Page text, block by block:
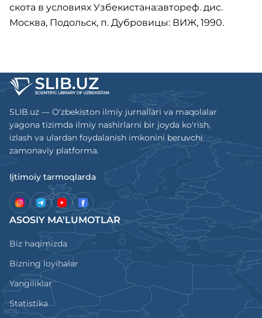
скота в условиях Узбекистана:автореф. дис.
Москва, Подольск, п. Дубровицы: ВИЖ, 1990.
SLIB.uz — O'zbekiston ilmiy jurnallari va maqolalar
yagona tizimda ilmiy nashirlarni bir joyda ko'rish,
izlash va ulardan foydalanish imkonini beruvchi
zamonaviy platforma.
Ijtimoiy tarmoqlarda
ASOSIY MA'LUMOTLAR
Biz haqimizda
Bizning loyihalar
Yangiliklar
Statistika